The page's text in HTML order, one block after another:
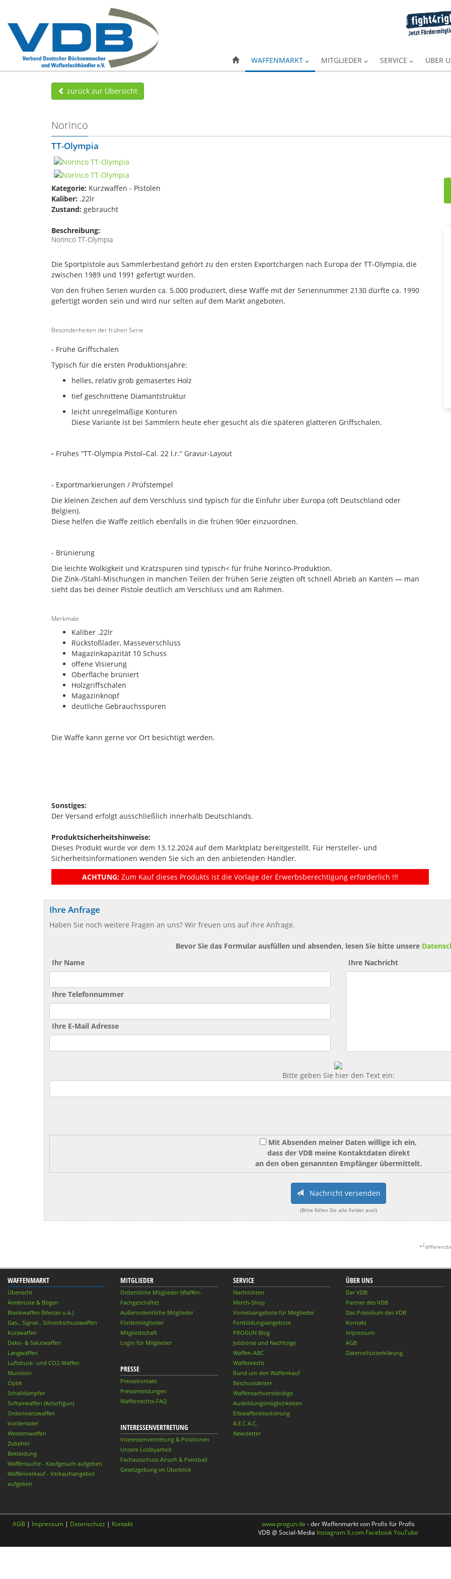
WAFFENMARKT MITGLIEDER SERVICE ÜBER
zurück zur Übersicht
Norinco
TT-Olympia
Kategorie: Kurzwaffen - Pistolen
Kaliber: .22lr
Zustand: gebraucht
Beschreibung:
Norinco TT-Olympia
Die Sportpistole aus Sammlerbestand gehört zu den ersten Exportchargen nach Europa der TT-Olympia, die
zwischen 1989 und 1991 gefertigt wurden.
Von den frühen Serien wurden ca. 5.000 produziert, diese Waffe mit der Seriennummer 2130 dürfte ca. 1990
gefertigt worden sein und wird nur selten auf dem Markt angeboten.
Besonderheiten der frühen Serie
- Frühe Griffschalen
Typisch für die ersten Produktionsjahre:
helles, relativ grob gemasertes Holz
tief geschnittene Diamantstruktur
leicht unregelmäßige Konturen
Diese Variante ist bei Sammlern heute eher gesucht als die späteren glatteren Griffschalen.
- Frühes “TT-Olympia Pistol–Cal. 22 l.r.” Gravur-Layout
- Exportmarkierungen / Prüfstempel
Die kleinen Zeichen auf dem Verschluss sind typisch für die Einfuhr über Europa (oft Deutschland oder
Belgien).
Diese helfen die Waffe zeitlich ebenfalls in die frühen 90er einzuordnen.
- Brünierung
Die leichte Wolkigkeit und Kratzspuren sind typisch< für frühe Norinco-Produktion.
Die Zink-/Stahl-Mischungen in manchen Teilen der frühen Serie zeigten oft schnell Abrieb an Kanten — man
sieht das bei deiner Pistole deutlich am Verschluss und am Rahmen.
Merkmale
Kaliber .22lr
Rückstoßlader, Masseverschluss
Magazinkapazität 10 Schuss
offene Visierung
Oberfläche brüniert
Holzgriffschalen
Magazinknopf
deutliche Gebrauchsspuren
Die Waffe kann gerne vor Ort besichtigt werden.
Sonstiges:
Der Versand erfolgt ausschließlich innerhalb Deutschlands.
Produktsicherheitshinweise:
Dieses Produkt wurde vor dem 13.12.2024 auf dem Marktplatz bereitgestellt. Für Hersteller- und
Sicherheitsinformationen wenden Sie sich an den anbietenden Händler.
ACHTUNG: Zum Kauf dieses Produkts ist die Vorlage der Erwerbsberechtigung erforderlich !!!
Ihre Anfrage
Haben Sie noch weitere Fragen an uns? Wir freuen uns auf ihre Anfrage.
Bevor Sie das Formular ausfüllen und absenden, lesen Sie bitte unsere
Ihr Name
Ihre Telefonnummer
Ihre E-Mail Adresse
Ihre Nachricht
Bitte geben Sie hier den Text ein:
Mit Absenden meiner Daten willige ich ein,
dass der VDB meine Kontaktdaten direkt
an den oben genannten Empfänger übermittelt.
Nachricht versenden
(Bitte füllen Sie alle Felder aus!)
*2
WAFFENMARKT
Übersicht
Armbrüste & Bögen
Blankwaffen (Messer u.ä.)
Gas-, Signal-, Schreckschusswaffen
Kurzwaffen
Deko- & Salutwaffen
Langwaffen
Luftdruck- und CO2-Waffen
Munition
Optik
Schalldämpfer
Softairwaffen (Airsoftgun)
Ordonnanzwaffen
Vorderlader
Westernwaffen
Zubehör
Bekleidung
Waffensuche - Kaufgesuch aufgeben
Waffenverkauf - Verkaufsangebot
aufgeben
MITGLIEDER
Ordentliche Mitglieder (Waffen-
Fachgeschäfte)
Außerordentliche Mitglieder
Fördermitglieder
Mitgliedschaft
Login für Mitglieder
PRESSE
Pressekontakt
Pressemeldungen
Waffenrechts-FAQ
INTERESSENVERTRETUNG
Interessenvertretung & Positionen
Unsere Lobbyarbeit
Fachausschuss Airsoft & Paintball
Gesetzgebung im Überblick
SERVICE
Nachrichten
Merch-Shop
Vorteilsangebote für Mitglieder
Fortbildungsangebote
PROGUN Blog
Jobbörse und Nachfolge
Waffen-ABC
Waffenrecht
Rund um den Waffenkauf
Beschussämter
Waffensachverständige
Ausbildungsmöglichkeiten
Erbwaffenblockierung
A.E.C.A.C.
Newsletter
ÜBER UNS
Der VDB
Partner des VDB
Das Präsidium des VDB
Kontakt
Impressum
AGB
Datenschutzerklärung
AGB | Impressum | Datenschutz | Kontakt www.progun.de - der Waffenmarkt von Profis für Profis
VDB @ Social-Media InstagramX.com FacebookYouTube